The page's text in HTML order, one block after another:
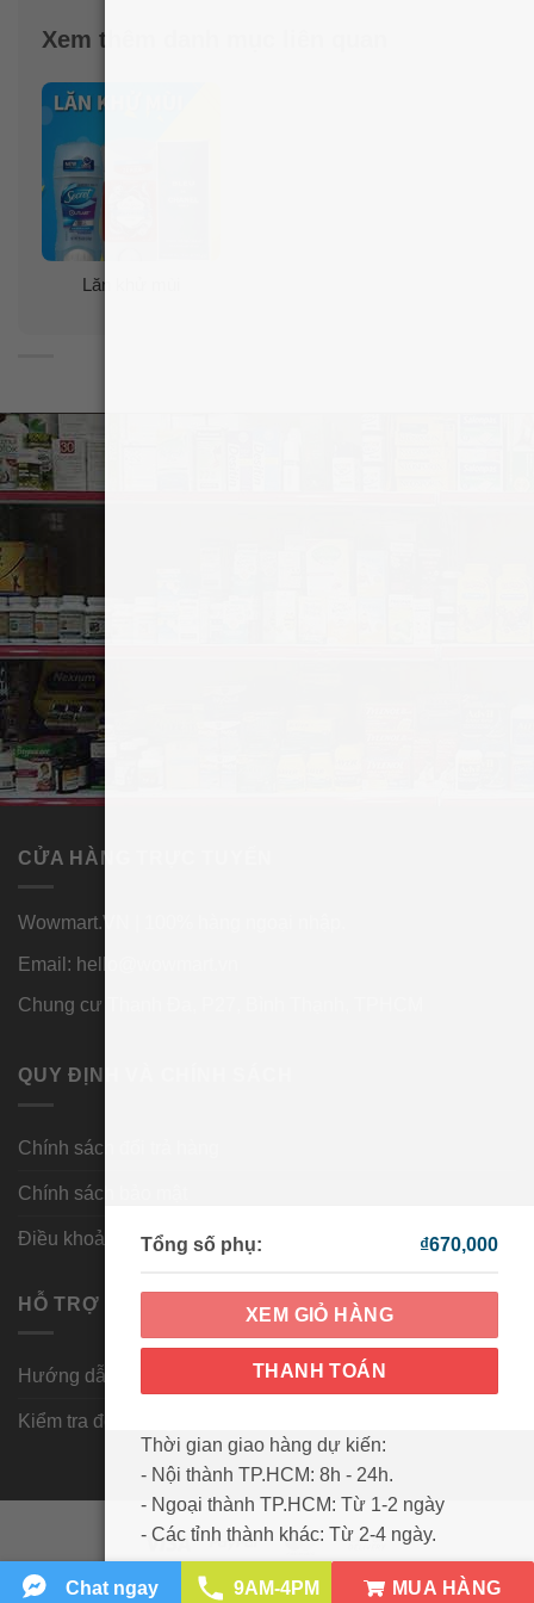
Tổng số phụ: ₫670,000
XEM GIỎ HÀNG
THANH TOÁN
Thời gian giao hàng dự kiến:
- Nội thành TP.HCM: 8h - 24h.
- Ngoại thành TP.HCM: Từ 1-2 ngày
- Các tỉnh thành khác: Từ 2-4 ngày.
Xem thêm danh mục liên quan
Lăn khử mùi
CỬA HÀNG TRỰC TUYẾN
Wowmart.VN | 100% hàng ngoại nhập.
Email: hello@wowmart.vn
Chung cư Thanh Đa, P27, Bình Thạnh, TPHCM
QUY ĐỊNH VÀ CHÍNH SÁCH
Chính sách đổi trả hàng
Chính sách bảo mật
Điều khoản và điều kiện
HỖ TRỢ KHÁCH HÀNG
Hướng dẫn mua hàng
Kiểm tra đơn hàng
Visa PayPal MasterCardCash
Delivery
HƯỚNG DẪN MUA HÀNG KIỂM TRA ĐƠN HÀNG
Chat ngay 9AM-4PM MUA HÀNG